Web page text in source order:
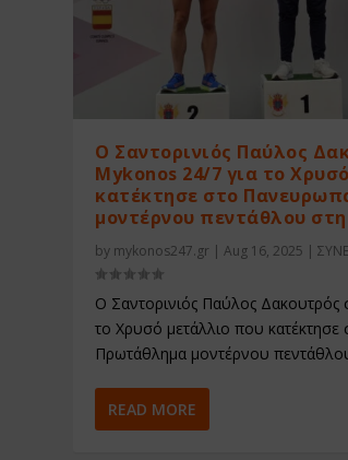
Ο Σαντορινιός Παύλος
Mykonos 24/7 για το
κατέκτησε στο
μοντέρνου πεντάθλου
by mykonos247.gr |Aug 16, 2025 |
Ο Σαντορινιός Παύλος
το Χρυσό μετάλλιο που
Πρωτάθλημα μοντέρνου
READ MORE